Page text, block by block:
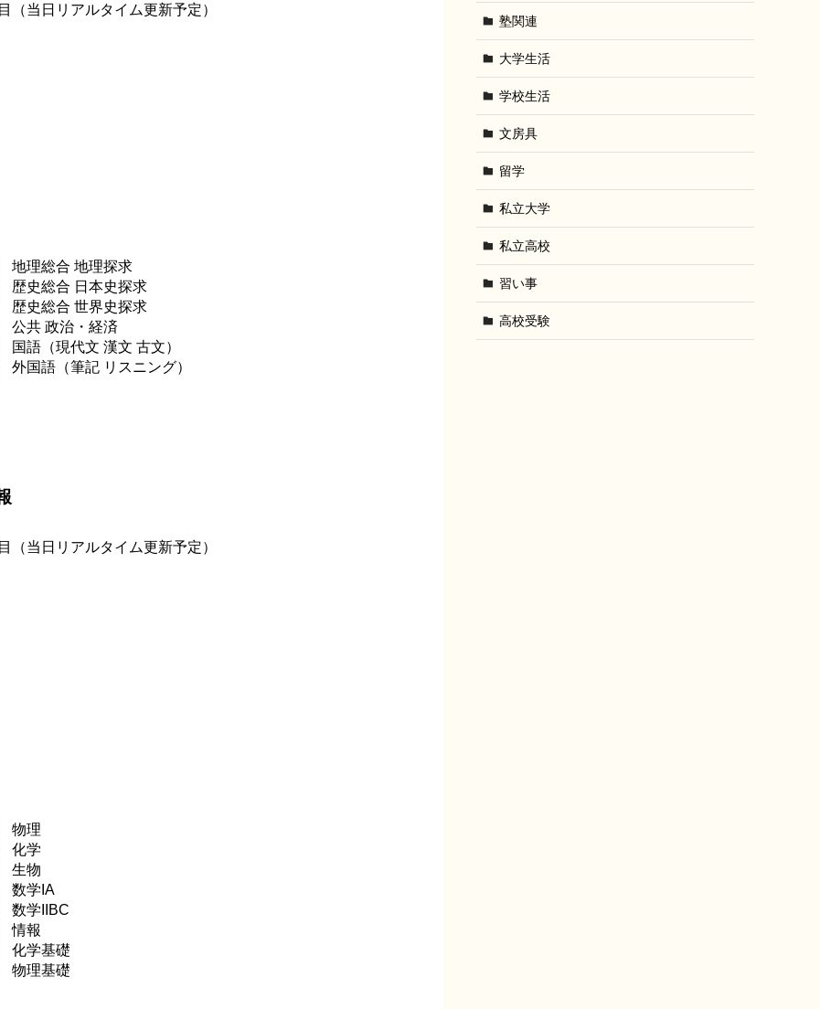
当日リアルタイム更新予定）
理総合 地理探求
史総合 日本史探求
史総合 世界史探求
共 政治・経済
語（現代文 漢文 古文）
国語（筆記 リスニング）
当日リアルタイム更新予定）
物理
化学
生物
数学IA
数学IIBC
情報
化学基礎
物理基礎
塾関連
大学生活
学校生活
文房具
留学
私立大学
私立高校
習い事
高校受験